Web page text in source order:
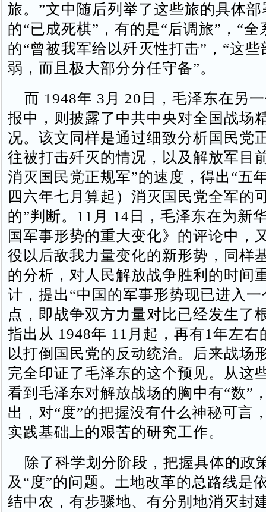
旅。”文中随后列举了这些旅的具体
的“已成死棋”，有的是“后调旅”，“全
的“曾被我军给以歼灭性打击”，“这
弱，而且极大部分分任守备”。
而 1948年 3月 20日，毛泽东在另
报中，则披露了中共中央对全国战场
况。该文同样是通过细致分析国民党
往被打击歼灭的情况，以及解放军目
消灭国民党正规军”的速度，得出“五
四六年七月算起）消灭国民党全军的
的”判断。11月 14日，毛泽东在为新
国军事形势的重大变化》的评论中，
役以后敌我力量变化的新形势，同样
的分析，对人民解放战争胜利的时间
计，提出“中国的军事形势现已进入
点，即战争双方力量对比已经发生了
指出从 1948年 11月起，再有1年左右
以打倒国民党的反动统治。后来战场
完全印证了毛泽东的这个预见。从这
看到毛泽东对解放战场的胸中有“数”
出，对“度”的把握没有什么神秘可言
实践基础上的艰苦的研究工作。
除了科学划分阶段，把握具体的政
及“度”的问题。土地改革的总路线是
结中农，有步骤地、有分别地消灭封